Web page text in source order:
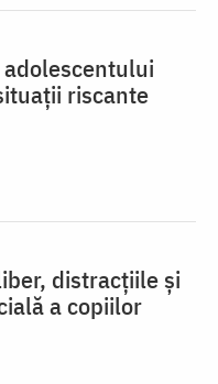
riscante
distracțiile și
a copiilor